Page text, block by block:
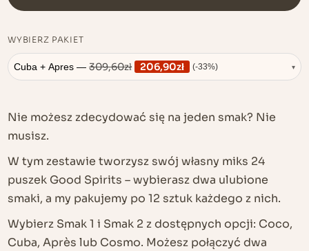
WYBIERZ PAKIET
Cuba + Apres — 309,60zł 206,90zł (-33%) ▾
Nie możesz zdecydować się na jeden smak? Nie
musisz.
W tym zestawie tworzysz swój własny miks 24
puszek Good Spirits – wybierasz dwa ulubione
smaki, a my pakujemy po 12 sztuk każdego z nich.
Wybierz Smak 1 i Smak 2 z dostępnych opcji: Coco,
Cuba, Après lub Cosmo. Możesz połączyć dwa